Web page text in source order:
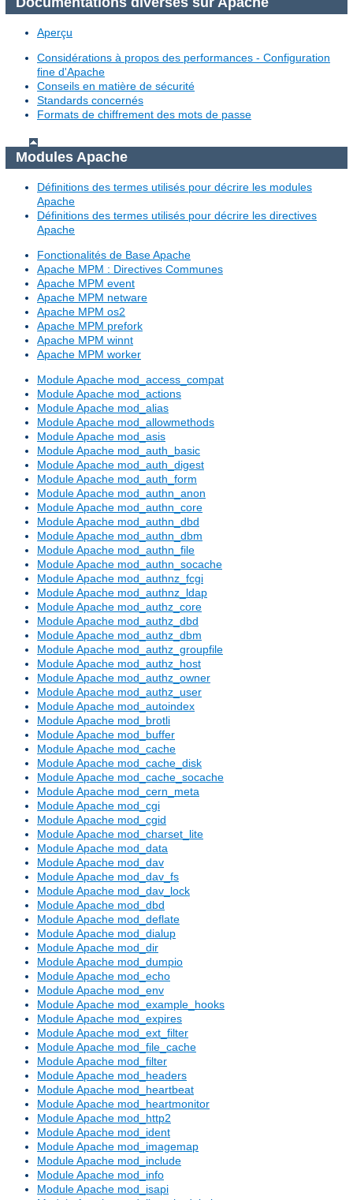
Aperçu
Considérations à propos des performances - Configuration
fine d'Apache
Conseils en matière de sécurité
Standards concernés
Formats de chiffrement des mots de passe
Modules Apache
Définitions des termes utilisés pour décrire les modules
Apache
Définitions des termes utilisés pour décrire les directives
Apache
Fonctionalités de Base Apache
Apache MPM : Directives Communes
Apache MPM event
Apache MPM netware
Apache MPM os2
Apache MPM prefork
Apache MPM winnt
Apache MPM worker
Module Apache mod_access_compat
Module Apache mod_actions
Module Apache mod_alias
Module Apache mod_allowmethods
Module Apache mod_asis
Module Apache mod_auth_basic
Module Apache mod_auth_digest
Module Apache mod_auth_form
Module Apache mod_authn_anon
Module Apache mod_authn_core
Module Apache mod_authn_dbd
Module Apache mod_authn_dbm
Module Apache mod_authn_file
Module Apache mod_authn_socache
Module Apache mod_authnz_fcgi
Module Apache mod_authnz_ldap
Module Apache mod_authz_core
Module Apache mod_authz_dbd
Module Apache mod_authz_dbm
Module Apache mod_authz_groupfile
Module Apache mod_authz_host
Module Apache mod_authz_owner
Module Apache mod_authz_user
Module Apache mod_autoindex
Module Apache mod_brotli
Module Apache mod_buffer
Module Apache mod_cache
Module Apache mod_cache_disk
Module Apache mod_cache_socache
Module Apache mod_cern_meta
Module Apache mod_cgi
Module Apache mod_cgid
Module Apache mod_charset_lite
Module Apache mod_data
Module Apache mod_dav
Module Apache mod_dav_fs
Module Apache mod_dav_lock
Module Apache mod_dbd
Module Apache mod_deflate
Module Apache mod_dialup
Module Apache mod_dir
Module Apache mod_dumpio
Module Apache mod_echo
Module Apache mod_env
Module Apache mod_example_hooks
Module Apache mod_expires
Module Apache mod_ext_filter
Module Apache mod_file_cache
Module Apache mod_filter
Module Apache mod_headers
Module Apache mod_heartbeat
Module Apache mod_heartmonitor
Module Apache mod_http2
Module Apache mod_ident
Module Apache mod_imagemap
Module Apache mod_include
Module Apache mod_info
Module Apache mod_isapi